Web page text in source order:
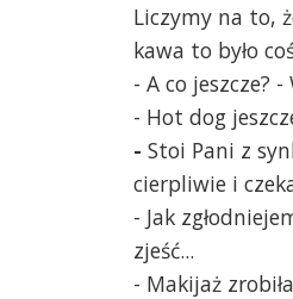
Liczymy na to,
kawa to było
- A co jeszcze?
- Hot dog
- Stoi Pani z
cierpliwie i
- Jak
zjeść...
- Makijaż